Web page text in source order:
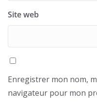
Site web
Enregistrer mon nom,
navigateur pour mon